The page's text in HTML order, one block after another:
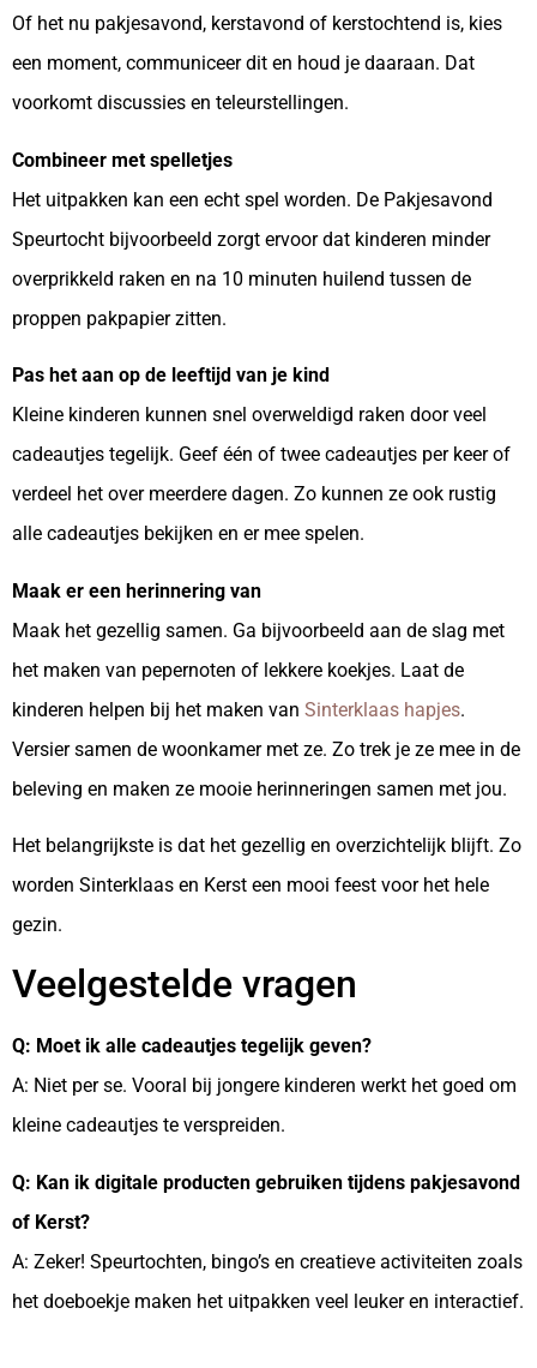
Of het nu pakjesavond, kerstavond of kerstochtend is, kies
een moment, communiceer dit en houd je daaraan. Dat
voorkomt discussies en teleurstellingen.
Combineer met spelletjes
Het uitpakken kan een echt spel worden. De Pakjesavond
Speurtocht bijvoorbeeld zorgt ervoor dat kinderen minder
overprikkeld raken en na 10 minuten huilend tussen de
proppen pakpapier zitten.
Pas het aan op de leeftijd van je kind
Kleine kinderen kunnen snel overweldigd raken door veel
cadeautjes tegelijk. Geef één of twee cadeautjes per keer of
verdeel het over meerdere dagen. Zo kunnen ze ook rustig
alle cadeautjes bekijken en er mee spelen.
Maak er een herinnering van
Maak het gezellig samen. Ga bijvoorbeeld aan de slag met
het maken van pepernoten of lekkere koekjes. Laat de
kinderen helpen bij het maken van Sinterklaas hapjes.
Versier samen de woonkamer met ze. Zo trek je ze mee in de
beleving en maken ze mooie herinneringen samen met jou.
Het belangrijkste is dat het gezellig en overzichtelijk blijft. Zo
worden Sinterklaas en Kerst een mooi feest voor het hele
gezin.
Veelgestelde vragen
Q: Moet ik alle cadeautjes tegelijk geven?
A: Niet per se. Vooral bij jongere kinderen werkt het goed om
kleine cadeautjes te verspreiden.
Q: Kan ik digitale producten gebruiken tijdens pakjesavond
of Kerst?
A: Zeker! Speurtochten, bingo’s en creatieve activiteiten zoals
het doeboekje maken het uitpakken veel leuker en interactief.